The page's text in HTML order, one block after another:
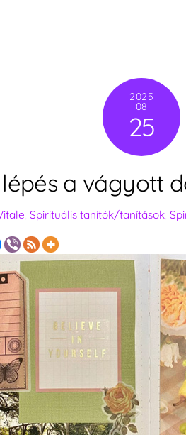
2025
08
25
lépés a vágyott
Spirituális tanítók/tanítások,